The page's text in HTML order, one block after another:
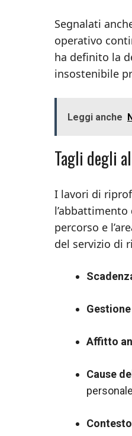
Segnalati
operativo
ha definito la
insostenibile
Leggi anche
Tagli degli
I lavori di
percorso e
del servizio di
Affitto
Cause